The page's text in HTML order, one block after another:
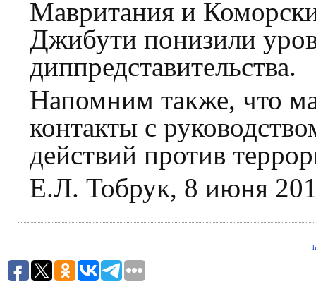
Мавритания и
Джибути понизили
диппредставительства.
Напомним также, что
контакты с
действий против
Е.Л. Тобрук, 8 июня